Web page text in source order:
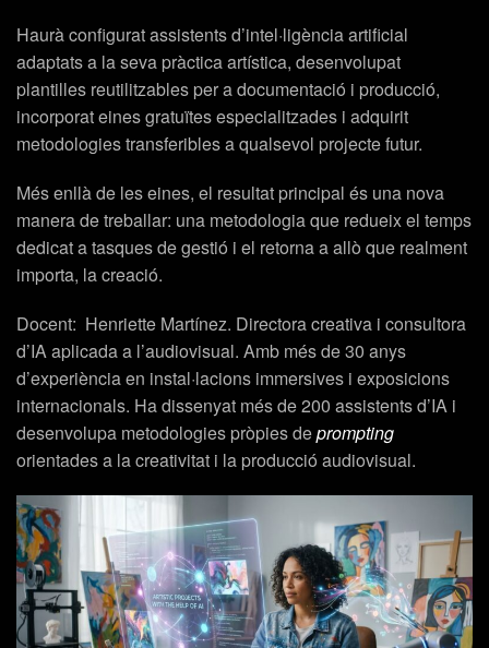
Haurà configurat assistents d’intel·ligència artificial
adaptats a la seva pràctica artística, desenvolupat
plantilles reutilitzables per a documentació i producció,
incorporat eines gratuïtes especialitzades i adquirit
metodologies transferibles a qualsevol projecte futur.
Més enllà de les eines, el resultat principal és una nova
manera de treballar: una metodologia que redueix el temps
dedicat a tasques de gestió i el retorna a allò que realment
importa, la creació.
Docent: Henriette Martínez. Directora creativa i consultora
d’IA aplicada a l’audiovisual. Amb més de 30 anys
d’experiència en instal·lacions immersives i exposicions
internacionals. Ha dissenyat més de 200 assistents d’IA i
desenvolupa metodologies pròpies deprompting
orientades a la creativitat i la producció audiovisual.